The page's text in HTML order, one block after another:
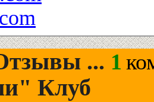
... 1
Клуб